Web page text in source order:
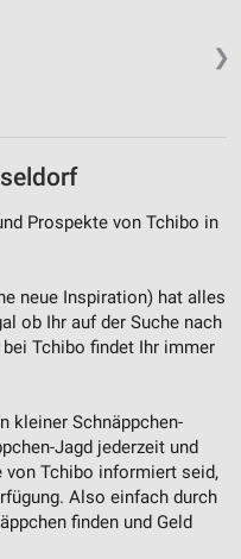
❯
Prospekte von Tchibo in
neue Inspiration) hat alles
ob Ihr auf der Suche nach
Tchibo findet Ihr immer
kleiner Schnäppchen-
Jagd jederzeit und
von Tchibo informiert seid,
Also einfach durch
finden und Geld